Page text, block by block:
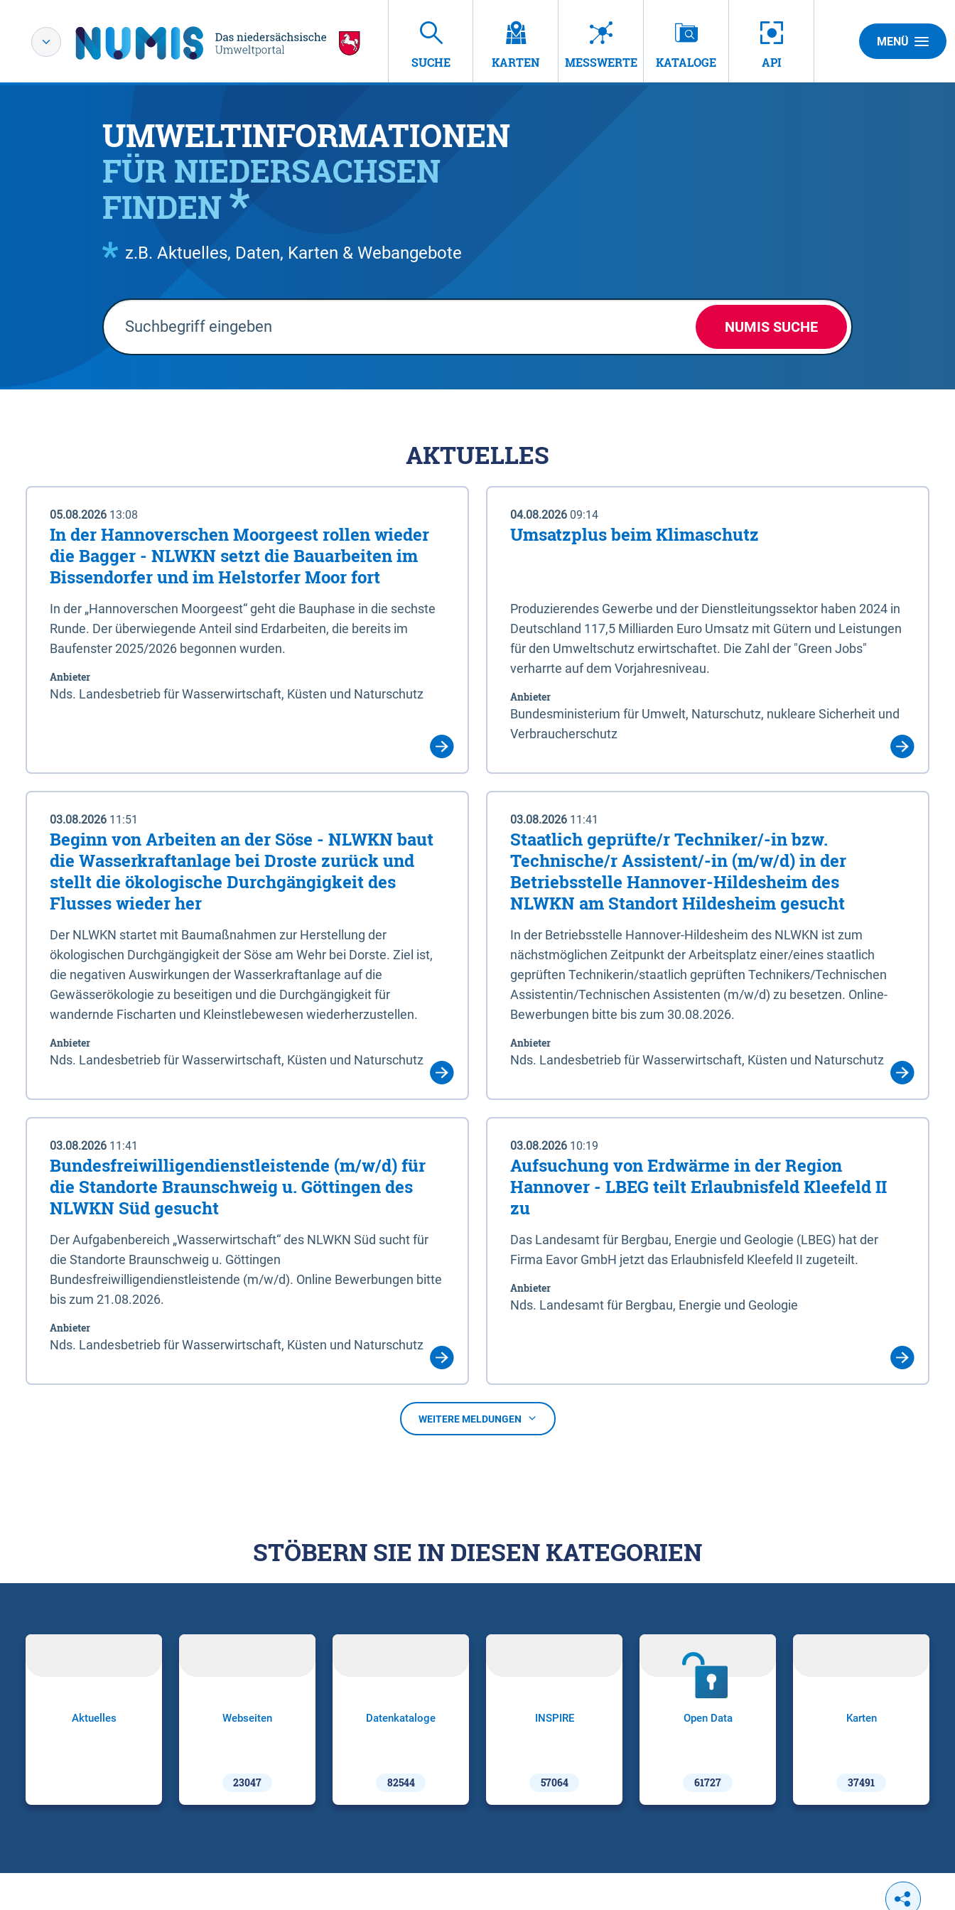
SUCHE KARTEN MESSWERTE KATALOGE API
MENÜ
UMWELTINFORMATIONEN
FÜR NIEDERSACHSEN
FINDEN
z.B. Aktuelles, Daten, Karten & Webangebote
NUMIS SUCHE
AKTUELLES
05.08.2026 13:08
In der Hannoverschen Moorgeest rollen wieder
die Bagger - NLWKN setzt die Bauarbeiten im
Bissendorfer und im Helstorfer Moor fort
In der „Hannoverschen Moorgeest“ geht die Bauphase in die sechste
Runde. Der überwiegende Anteil sind Erdarbeiten, die bereits im
Baufenster 2025/2026 begonnen wurden.
Anbieter
Nds. Landesbetrieb für Wasserwirtschaft, Küsten und Naturschutz
04.08.2026 09:14
Umsatzplus beim Klimaschutz
Produzierendes Gewerbe und der Dienstleitungssektor haben 2024 in
Deutschland 117,5 Milliarden Euro Umsatz mit Gütern und Leistungen
für den Umweltschutz erwirtschaftet. Die Zahl der "Green Jobs"
verharrte auf dem Vorjahresniveau.
Anbieter
Bundesministerium für Umwelt, Naturschutz, nukleare Sicherheit und
Verbraucherschutz
03.08.2026 11:51
Beginn von Arbeiten an der Söse - NLWKN baut
die Wasserkraftanlage bei Droste zurück und
stellt die ökologische Durchgängigkeit des
Flusses wieder her
Der NLWKN startet mit Baumaßnahmen zur Herstellung der
ökologischen Durchgängigkeit der Söse am Wehr bei Dorste. Ziel ist,
die negativen Auswirkungen der Wasserkraftanlage auf die
Gewässerökologie zu beseitigen und die Durchgängigkeit für
wandernde Fischarten und Kleinstlebewesen wiederherzustellen.
Anbieter
Nds. Landesbetrieb für Wasserwirtschaft, Küsten und Naturschutz
03.08.2026 11:41
Staatlich geprüfte/r Techniker/-in bzw.
Technische/r Assistent/-in (m/w/d) in der
Betriebsstelle Hannover-Hildesheim des
NLWKN am Standort Hildesheim gesucht
In der Betriebsstelle Hannover-Hildesheim des NLWKN ist zum
nächstmöglichen Zeitpunkt der Arbeitsplatz einer/eines staatlich
geprüften Technikerin/staatlich geprüften Technikers/Technischen
Assistentin/Technischen Assistenten (m/w/d) zu besetzen. Online-
Bewerbungen bitte bis zum 30.08.2026.
Anbieter
Nds. Landesbetrieb für Wasserwirtschaft, Küsten und Naturschutz
03.08.2026 11:41
Bundesfreiwilligendienstleistende (m/w/d) für
die Standorte Braunschweig u. Göttingen des
NLWKN Süd gesucht
Der Aufgabenbereich „Wasserwirtschaft“ des NLWKN Süd sucht für
die Standorte Braunschweig u. Göttingen
Bundesfreiwilligendienstleistende (m/w/d). Online Bewerbungen bitte
bis zum 21.08.2026.
Anbieter
Nds. Landesbetrieb für Wasserwirtschaft, Küsten und Naturschutz
03.08.2026 10:19
Aufsuchung von Erdwärme in der Region
Hannover - LBEG teilt Erlaubnisfeld Kleefeld II
zu
Das Landesamt für Bergbau, Energie und Geologie (LBEG) hat der
Firma Eavor GmbH jetzt das Erlaubnisfeld Kleefeld II zugeteilt.
Anbieter
Nds. Landesamt für Bergbau, Energie und Geologie
WEITERE MELDUNGEN
STÖBERN SIE IN DIESEN KATEGORIEN
Aktuelles Webseiten
23047
Datenkataloge
82544
INSPIRE
57064
Open Data
61727
Karten
37491